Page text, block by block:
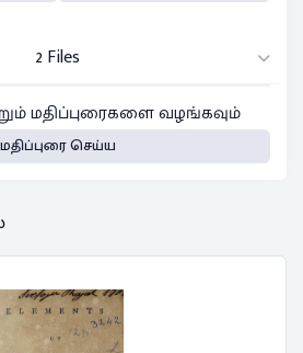
2 Files
மதிப்புரைகளை வழங்கவும்
மதிப்புரை செய்ய